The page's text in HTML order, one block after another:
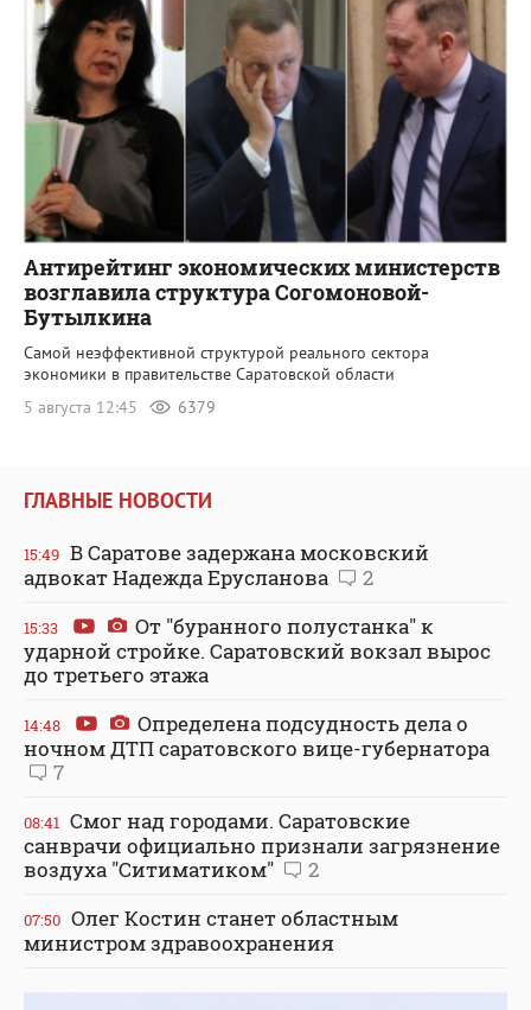
Антирейтинг экономических министерств
возглавила структура Согомоновой-
Бутылкина
Самой неэффективной структурой реального сектора
экономики в правительстве Саратовской области
5 августа 12:45
6379
ГЛАВНЫЕ НОВОСТИ
15:49 В Саратове задержана московский
адвокат Надежда Ерусланова
2
15:33
От "буранного полустанка" к
ударной стройке. Саратовский вокзал вырос
до третьего этажа
14:48
Определена подсудность дела о
ночном ДТП саратовского вице-губернатора
7
08:41 Смог над городами. Саратовские
санврачи официально признали загрязнение
воздуха "Ситиматиком"
2
07:50 Олег Костин станет областным
министром здравоохранения